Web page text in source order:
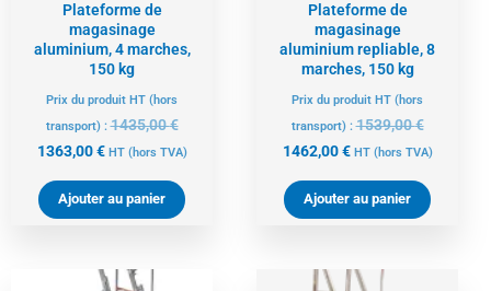
Plateforme de
magasinage
aluminium, 4 marches,
150 kg
Prix du produit HT (hors
transport) :1435,00€
1363,00€ HT (hors TVA)
Ajouter au panier
Plateforme de
magasinage
aluminium repliable, 8
marches, 150 kg
Prix du produit HT (hors
transport) :1539,00€
1462,00€ HT (hors TVA)
Ajouter au panier
Le
Le